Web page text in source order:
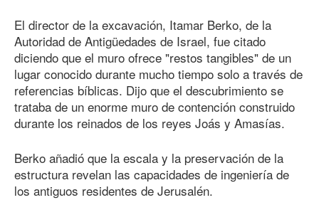
El director de la excavación, Itamar Berko, de la
Autoridad de Antigüedades de Israel, fue citado
diciendo que el muro ofrece "restos tangibles" de un
lugar conocido durante mucho tiempo solo a través de
referencias bíblicas. Dijo que el descubrimiento se
trataba de un enorme muro de contención construido
durante los reinados de los reyes Joás y Amasías.
Berko añadió que la escala y la preservación de la
estructura revelan las capacidades de ingeniería de
los antiguos residentes de Jerusalén.